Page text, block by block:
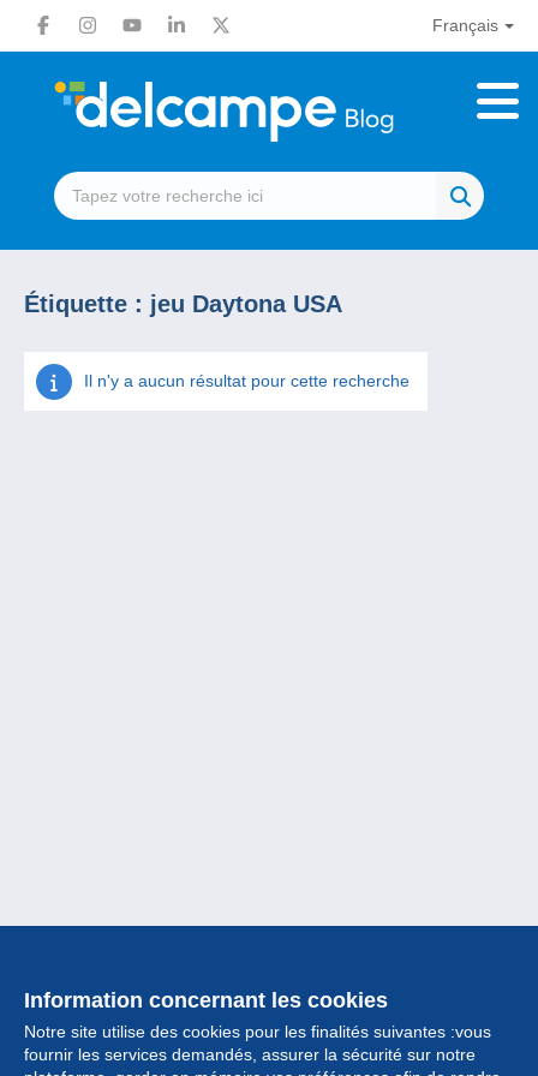
Français
Étiquette : jeu Daytona USA
Il n'y a aucun résultat pour cette recherche
Information concernant les cookies
Notre site utilise des cookies pour les finalités suivantes :vous
fournir les services demandés, assurer la sécurité sur notre